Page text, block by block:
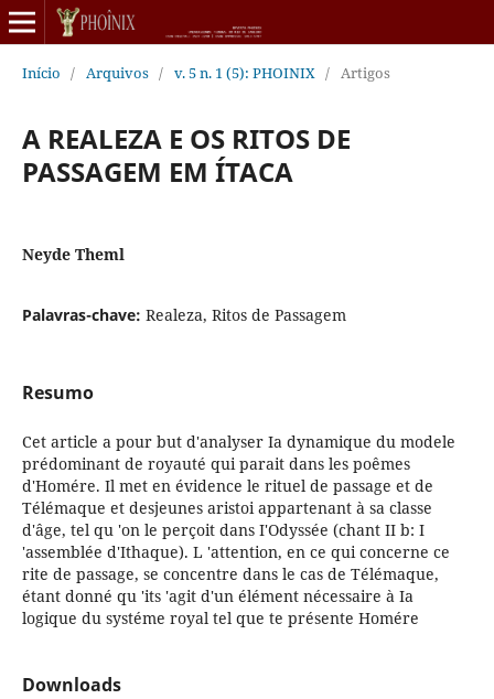
Início / Arquivos / v. 5 n. 1 (5): PHOINIX / Artigos
A REALEZA E OS RITOS DE
PASSAGEM EM ÍTACA
Neyde Theml
Palavras-chave: Realeza, Ritos de Passagem
Resumo
Cet article a pour but d'analyser Ia dynamique du modele
prédominant de royauté qui parait dans les poêmes
d'Homére. Il met en évidence le rituel de passage et de
Télémaque et desjeunes aristoi appartenant à sa classe
d'âge, tel qu 'on le perçoit dans I'Odyssée (chant II b: I
'assemblée d'Ithaque). L 'attention, en ce qui concerne ce
rite de passage, se concentre dans le cas de Télémaque,
étant donné qu 'its 'agit d'un élément nécessaire à Ia
logique du systéme royal tel que te présente Homére
Downloads